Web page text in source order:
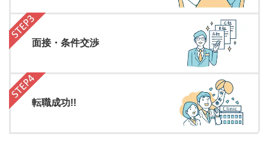
面接・条件交渉
転職成功!!